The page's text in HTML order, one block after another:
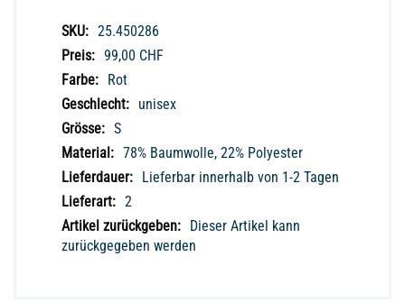
Weitere
Informationen
25.450286
99,00 CHF
Rot
unisex
S
78% Baumwolle, 22% Polyester
Lieferbar innerhalb von 1-2 Tagen
2
Dieser Artikel kann
zurückgegeben werden